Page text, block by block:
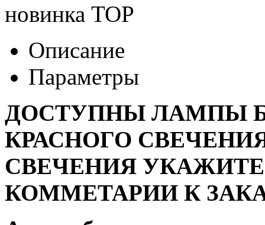
новинка TOP
Описание
Параметры
ДОСТУПНЫ ЛАМПЫ
КРАСНОГО
СВЕЧЕНИЯ
КОММЕТАРИИ К